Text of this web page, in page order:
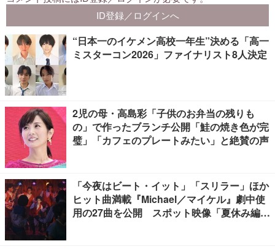
“日本一のイケメン高校一年生”決める「高一
ミスターコン2026」ファイナリスト8人決定
2児の母・高島彩「子供のお弁当の残りも
の」で作ったブランチ公開「鮭の焼き色が完
璧」「カフェのプレートみたい」と絶賛の声
「今夜はビート・イット」「スリラー」ほか
ヒット曲満載『Michael／マイケル』劇中使
用の27曲を公開 スポット映像「夏休み編」